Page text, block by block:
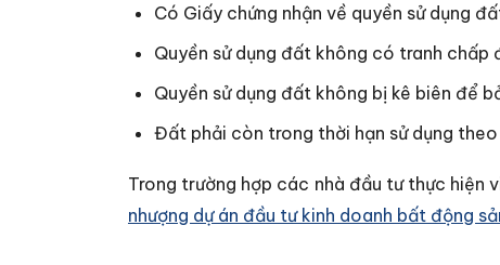
Có Giấy chứng nhận về quyền sử dụng
Quyền sử dụng đất không có tranh
Quyền sử dụng đất không bị kê biên để
Đất phải còn trong thời hạn sử dụng theo
Trong trường hợp các nhà đầu tư thực hiện
nhượng dự án đầu tư kinh doanh bất động